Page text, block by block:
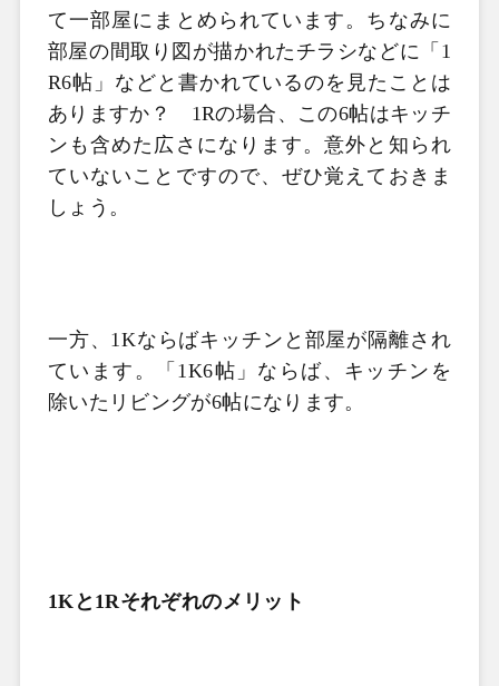
て一部屋にまとめられています。ちなみに
部屋の間取り図が描かれたチラシなどに「 1
R6帖」などと書かれているのを見たことは
ありますか？ 1Rの場合、この6帖はキッチ
ンも含めた広さになります。意外と知られ
ていないことですので、ぜひ覚えておきま
しょう。
一方、 1Kならばキッチンと部屋が隔離され
ています。「 1K6帖」ならば、キッチンを
除いたリビングが6帖になります。
1Kと1Rそれぞれのメリット